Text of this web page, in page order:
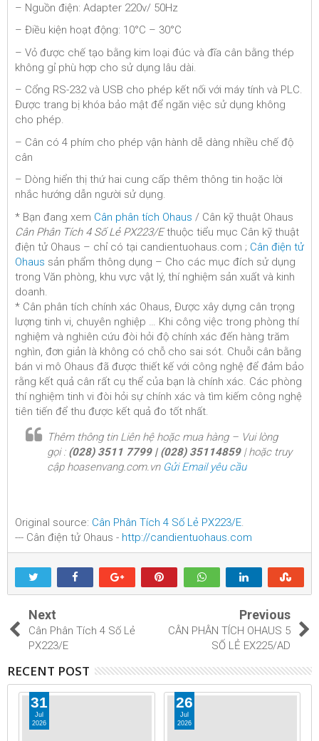
– Nguồn điện: Adapter 220v/ 50Hz
– Điều kiện hoạt động: 10°C – 30°C
– Vỏ được chế tạo bằng kim loại đúc và đĩa cân bằng thép
không gỉ phù hợp cho sử dụng lâu dài.
– Cổng RS-232 và USB cho phép kết nối với máy tính và PLC.
Được trang bị khóa bảo mật để ngăn việc sử dụng không
cho phép.
– Cân có 4 phím cho phép vận hành dễ dàng nhiều chế độ
cân
– Dòng hiển thị thứ hai cung cấp thêm thông tin hoặc lời
nhắc hướng dẫn người sử dụng.
* Bạn đang xem Cân phân tích Ohaus / Cân kỹ thuật Ohaus
Cân Phân Tích 4 Số Lẻ PX223/Ethuộc tiểu mục Cân kỹ thuật
điện tử Ohaus – chỉ có tại candientuohaus.com ; Cân điện tử
Ohaus sản phẩm thông dụng – Cho các mục đích sử dụng
trong Văn phòng, khu vực vật lý, thí nghiệm sản xuất và kinh
doanh.
* Cân phân tích chính xác Ohaus, Được xây dựng cân trọng
lượng tinh vi, chuyên nghiệp … Khi công việc trong phòng thí
nghiệm và nghiên cứu đòi hỏi độ chính xác đến hàng trăm
nghìn, đơn giản là không có chỗ cho sai sót. Chuỗi cân bằng
bán vi mô Ohaus đã được thiết kế với công nghệ để đảm bảo
rằng kết quả cân rất cụ thể của bạn là chính xác. Các phòng
thí nghiệm tinh vi đòi hỏi sự chính xác và tìm kiếm công nghệ
tiên tiến để thu được kết quả đo tốt nhất.
Thêm thông tin Liên hệ hoặc mua hàng – Vui lòng
gọi : (028) 3511 7799 | (028) 35114859| hoặc truy
cập hoasenvang.com.vn Gửi Email yêu cầu
Original source: Cân Phân Tích 4 Số Lẻ PX223/E
--- Cân điện tử Ohaus - http://candientuohaus.com
Next
Cân Phân Tích 4 Số Lẻ
PX223/E
Previous
CÂN PHÂN TÍCH OHAUS 5
SỐ LẺ EX225/AD
RECENT POST
31
Jul
2026
26
Jul
2026